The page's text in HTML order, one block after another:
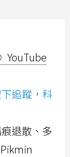
YouTube
追蹤，科
退散、多